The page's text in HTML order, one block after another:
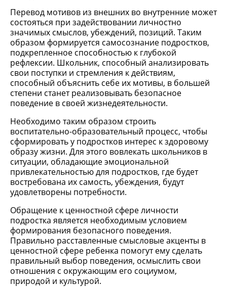
Перевод мотивов из внешних во внутренние может
состояться при задействовании личностно
значимых смыслов, убеждений, позиций. Таким
образом формируется самосознание подростков,
подкрепленное способностью к глубокой
рефлексии. Школьник, способный анализировать
свои поступки и стремления к действиям,
способный объяснить себе их мотивы, в большей
степени станет реализовывать безопасное
поведение в своей жизнедеятельности.
Необходимо таким образом строить
воспитательно-образовательный процесс, чтобы
сформировать у подростков интерес к здоровому
образу жизни. Для этого вовлекать школьников в
ситуации, обладающие эмоциональной
привлекательностью для подростков, где будет
востребована их самость, убеждения, будут
удовлетворены потребности.
Обращение к ценностной сфере личности
подростка является необходимым условием
формирования безопасного поведения.
Правильно расставленные смысловые акценты в
ценностной сфере ребенка помогут ему сделать
правильный выбор поведения, осмыслить свои
отношения с окружающим его социумом,
природой и культурой.